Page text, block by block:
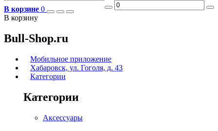
В корзине 0
В корзину
Bull-Shop.ru
Мобильное приложение
Хабаровск, ул. Гоголя, д. 43
Категории
Категории
Аксессуары